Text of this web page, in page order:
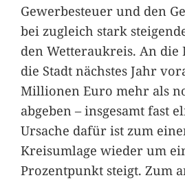
Gewerbesteuer und den
bei zugleich stark
den Wetteraukreis. An die
die Stadt nächstes Jahr
Millionen Euro mehr als
abgeben – insgesamt fast
Ursache dafür ist zum
Kreisumlage wieder um
Prozentpunkt steigt. Zum